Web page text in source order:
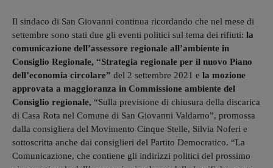
Il sindaco di San Giovanni continua ricordando che nel mese di
settembre sono stati due gli eventi politici sul tema dei rifiuti: la
comunicazione dell’assessore regionale all’ambiente in
Consiglio Regionale, “Strategia regionale per il nuovo Piano
dell’economia circolare” del 2 settembre 2021 e la mozione
approvata a maggioranza in Commissione ambiente del
Consiglio regionale, “Sulla previsione di chiusura della discarica
di Casa Rota nel Comune di San Giovanni Valdarno”, promossa
dalla consigliera del Movimento Cinque Stelle, Silvia Noferi e
sottoscritta anche dai consiglieri del Partito Democratico. “La
Comunicazione, che contiene gli indirizzi politici del prossimo